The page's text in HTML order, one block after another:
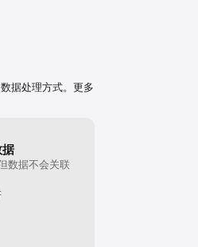
据处理方式。更多
数据不会关联